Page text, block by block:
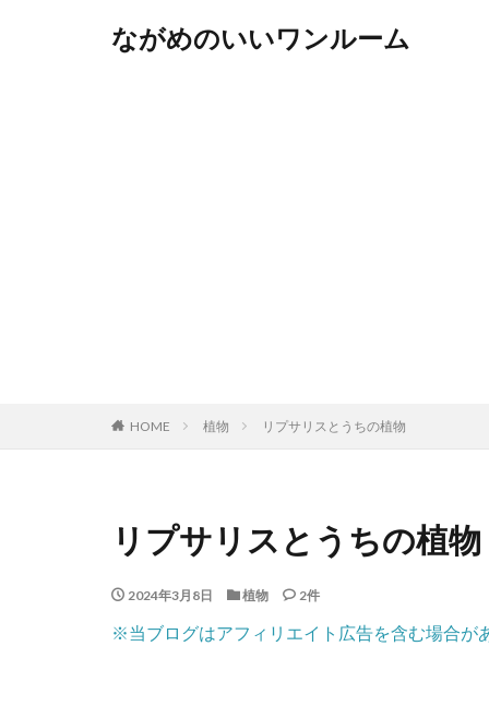
ながめのいいワンルーム
HOME 植物 リプサリスとうちの植物
リプサリスとうちの植物
2024年3月8日 植物 2件
※当ブログはアフィリエイト広告を含む場合が